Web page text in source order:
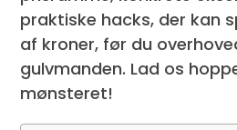
praktiske hacks, der kan
af kroner, før du
gulvmanden. Lad os
mønsteret!